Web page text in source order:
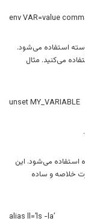
env VAR=value
استفاده می‌شود.
می‌کنید. مثال
unset MY_VARIABLE
استفاده می‌شود. این
خلاصه و ساده
alias ll=’ls -la’